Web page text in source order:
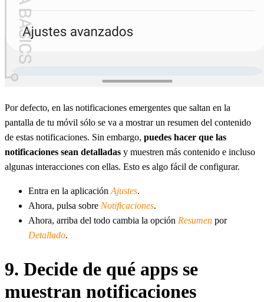
Por defecto, en las notificaciones emergentes que saltan en la
pantalla de tu móvil sólo se va a mostrar un resumen del contenido
de estas notificaciones. Sin embargo, puedes hacer que las
notificaciones sean detalladas y muestren más contenido e incluso
algunas interacciones con ellas. Esto es algo fácil de configurar.
Entra en la aplicación Ajustes.
Ahora, pulsa sobre Notificaciones.
Ahora, arriba del todo cambia la opción Resumen por
Detallado.
9. Decide de qué apps se
muestran notificaciones